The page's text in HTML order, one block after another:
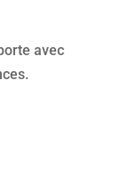
avec